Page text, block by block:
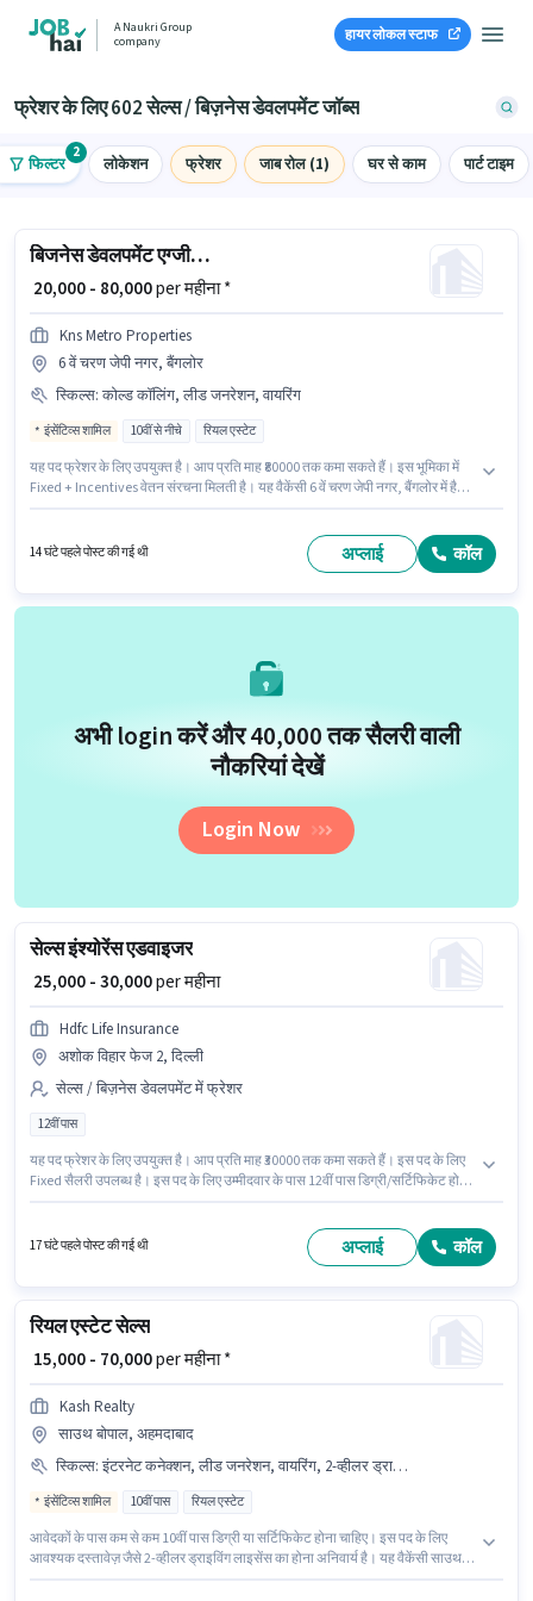
A Naukri Group
company
हायर लोकल स्टाफ
फ्रेशर के लिए 602 सेल्स / बिज़नेस डेवलपमेंट जॉब्स
फिल्टर
2
लोकेशन फ्रेशर जाब रोल (1) घर से काम पार्ट टाइम
बिजनेस डेवलपमेंट एग्जीक्यूटिव
₹ 20,000 - 80,000per महीना *
Kns Metro Properties
6 वें चरण जेपी नगर, बैंगलोर
स्किल्स: कोल्ड कॉलिंग, लीड जनरेशन, वायरिंग
इंसेंटिव्स शामिल 10वीं से नीचे रियल एस्टेट
यह पद फ्रेशर के लिए उपयुक्त है। आप प्रति माह ₹80000 तक कमा सकते हैं। इस भूमिका में
Fixed + Incentives वेतन संरचना मिलती है। यह वैकेंसी 6 वें चरण जेपी नगर, बैंगलोर में है।
Metro Properties सेल्स / बिज़नेस डेवलपमेंट श्रेणी में बिजनेस डेवलपमेंट एग्जीक्यूटिव पद के
14 घंटे पहले पोस्ट की गई थी अप्लाई कॉल
अभी login करें और ₹40,000 तक सैलरी वाली
नौकरियां देखें
Login Now
सेल्स इंश्योरेंस एडवाइजर
₹ 25,000 - 30,000per महीना
Hdfc Life Insurance
अशोक विहार फेज 2, दिल्ली
सेल्स / बिज़नेस डेवलपमेंट में फ्रेशर
12वीं पास
यह पद फ्रेशर के लिए उपयुक्त है। आप प्रति माह ₹30000 तक कमा सकते हैं। इस पद के लिए
Fixed सैलरी उपलब्ध है। इस पद के लिए उम्मीदवार के पास 12वीं पास डिग्री/सर्टिफिकेट होना
17 घंटे पहले पोस्ट की गई थी अप्लाई कॉल
रियल एस्टेट सेल्स
₹ 15,000 - 70,000per महीना *
Kash Realty
साउथ बोपाल, अहमदाबाद
स्किल्स: इंटरनेट कनेक्शन, लीड जनरेशन, वायरिंग, 2-व्हीलर ड्राइविंग लाइसेंस, स्मार्टफोन, कोल्ड कॉलिंग, बाइक
इंसेंटिव्स शामिल 10वीं पास रियल एस्टेट
आवेदकों के पास कम से कम 10वीं पास डिग्री या सर्टिफिकेट होना चाहिए। इस पद के लिए
आवश्यक दस्तावेज़ जैसे 2-व्हीलर ड्राइविंग लाइसेंस का होना अनिवार्य है। यह वैकेंसी साउथ